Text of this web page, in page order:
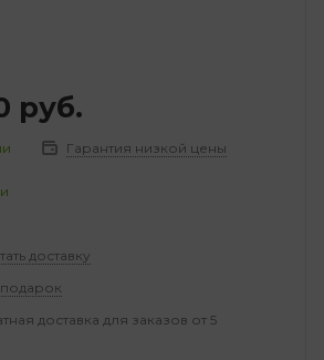
руб.
Гарантия низкой цены
доставку
доставка для заказов от 5